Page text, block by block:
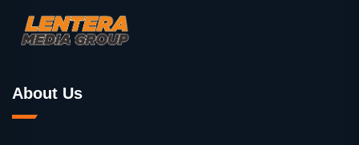
About Us